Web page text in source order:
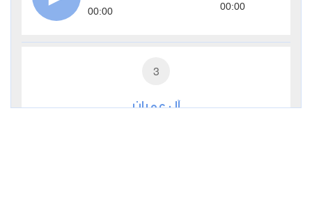
00:00 00:00
3
آل عمران